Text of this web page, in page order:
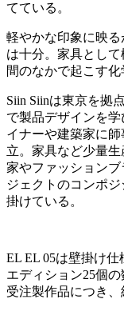
てている。
軽やかな印象に映
は十分。家具とし
間のなかで起こす
Siin Siinは東京を拠
で製品デザインを
イナーや建築家に
立。家具など少量
家やファッション
ジェクトのコンポ
掛けている。
EL EL 05は壁掛け仕
エディション25個の
受注製作品につき、